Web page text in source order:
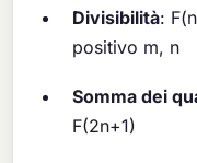
Divisibilità:
positivo m, n
Somma dei
F(2n+1)